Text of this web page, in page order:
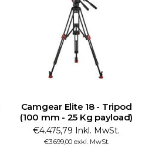
Camgear Elite 18 - Tripod
(100 mm - 25 Kg payload)
€4.475,79 Inkl. MwSt.
€3.699,00 exkl. MwSt.